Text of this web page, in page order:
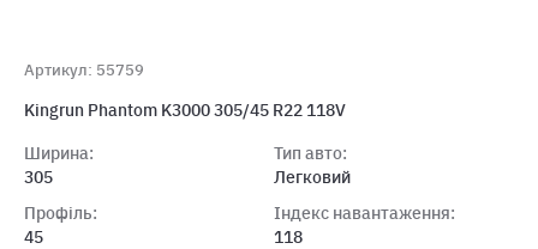
Артикул: 55759
Kingrun Phantom K3000 305/45 R22 118V
Ширина:
305
Профіль:
45
Тип авто:
Легковий
Індекс навантаження:
118